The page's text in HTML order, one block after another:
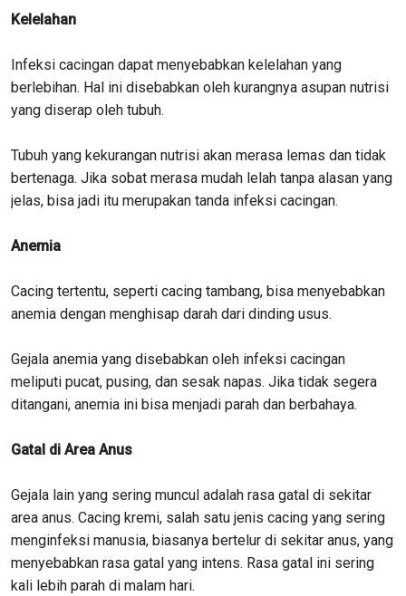
Kelelahan
Infeksi cacingan dapat menyebabkan kelelahan yang
berlebihan. Hal ini disebabkan oleh kurangnya asupan nutrisi
yang diserap oleh tubuh.
Tubuh yang kekurangan nutrisi akan merasa lemas dan tidak
bertenaga. Jika sobat merasa mudah lelah tanpa alasan yang
jelas, bisa jadi itu merupakan tanda infeksi cacingan.
Anemia
Cacing tertentu, seperti cacing tambang, bisa menyebabkan
anemia dengan menghisap darah dari dinding usus.
Gejala anemia yang disebabkan oleh infeksi cacingan
meliputi pucat, pusing, dan sesak napas. Jika tidak segera
ditangani, anemia ini bisa menjadi parah dan berbahaya.
Gatal di Area Anus
Gejala lain yang sering muncul adalah rasa gatal di sekitar
area anus. Cacing kremi, salah satu jenis cacing yang sering
menginfeksi manusia, biasanya bertelur di sekitar anus, yang
menyebabkan rasa gatal yang intens. Rasa gatal ini sering
kali lebih parah di malam hari.